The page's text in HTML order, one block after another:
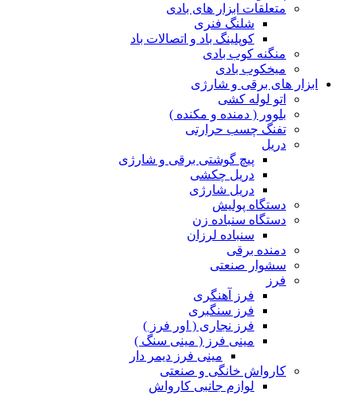
متعلقات ابزار های بادی
شلنگ فنری
کوپلینگ باد و اتصالات باد
منگنه کوب بادی
میخکوب بادی
ابزار های برقی و شارژی
اتو لوله کشی
بلوور ( دمنده و مکنده )
تفنگ چسب حرارتی
دریل
پیچ گوشتی برقی و شارژی
دریل چکشی
دریل شارژی
دستگاه پولیش
دستگاه سنباده زن
سنباده لرزان
دمنده برقی
سشوار صنعتی
فرز
فرز آهنگری
فرز سنگبری
فرز نجاری ( اور فرز )
مینی فرز ( مینی سنگ )
مینی فرز دیمر دار
کارواش خانگی و صنعتی
لوازم جانبی کارواش